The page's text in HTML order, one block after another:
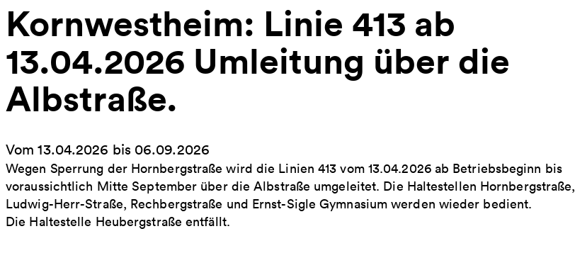
Kornwestheim: Linie 413 ab
13.04.2026 Umleitung über die
Albstraße.
Vom 13.04.2026 bis 06.09.2026
Wegen Sperrung der Hornbergstraße wird die Linien 413 vom 13.04.2026 ab Betriebsbeginn bis
voraussichtlich Mitte September über die Albstraße umgeleitet. Die Haltestellen Hornbergstraße,
Ludwig-Herr-Straße, Rechbergstraße und Ernst-Sigle Gymnasium werden wieder bedient.
Die Haltestelle Heubergstraße entfällt.